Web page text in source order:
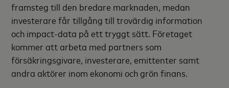
framsteg till den bredare marknaden, medan
investerare får tillgång till trovärdig information
och impact-data på ett tryggt sätt. Företaget
kommer att arbeta med partners som
försäkringsgivare, investerare, emittenter samt
andra aktörer inom ekonomi och grön finans.